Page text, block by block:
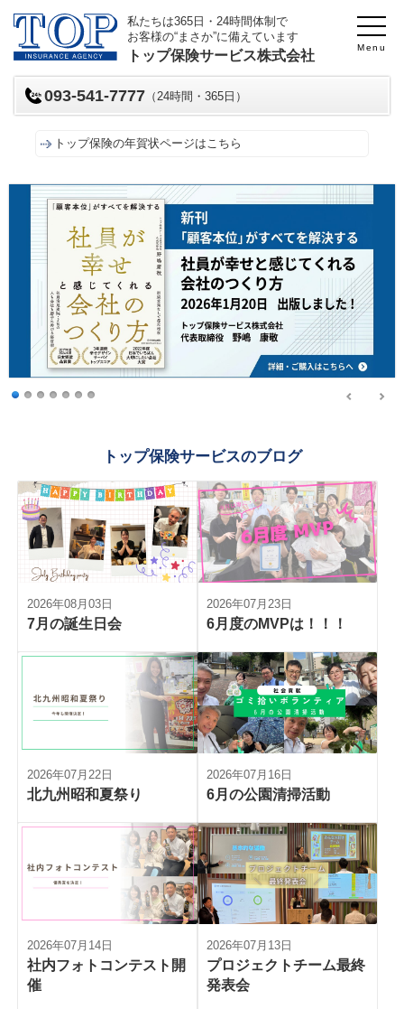
Menu
私たちは365日・24時間体制で
お客様の“まさか”に備えています
トップ保険サービス株式会社
093-541-7777 （24時間・365日）
トップ保険の年賀状ページはこちら
トップ保険サービスのブログ
2026年08月03日
7月の誕生日会
2026年07月23日
6月度のMVPは！！！
2026年07月22日
北九州昭和夏祭り
2026年07月16日
6月の公園清掃活動
2026年07月14日
社内フォトコンテスト開
催
2026年07月13日
プロジェクトチーム最終
発表会